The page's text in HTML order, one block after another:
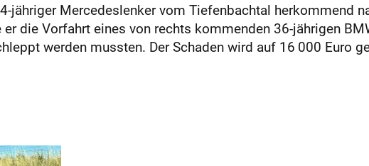
jähriger Mercedeslenker vom Tiefenbachtal herkommend
die Vorfahrt eines von rechts kommenden 36-jährigen
werden mussten. Der Schaden wird auf 16 000 Euro